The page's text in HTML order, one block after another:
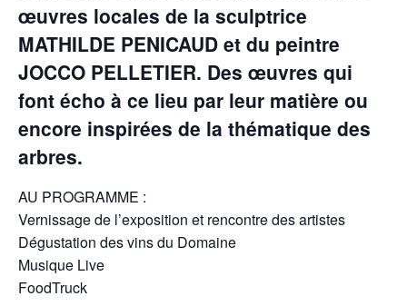
œuvres locales de la sculptrice
MATHILDE PENICAUD et du peintre
JOCCO PELLETIER. Des œuvres qui
font écho à ce lieu par leur matière ou
encore inspirées de la thématique des
arbres.
AU PROGRAMME :
Vernissage de l’exposition et rencontre des artistes
Dégustation des vins du Domaine
Musique Live
FoodTruck